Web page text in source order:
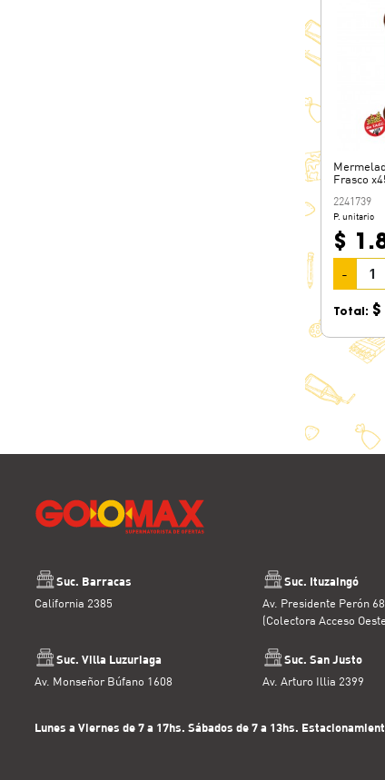
Frasco
2241739
P. unitario
$
-
Total:
Suc. Barracas
California 2385
Suc. Ituzaingó
Av. Presidente Perón
(Colectora Acceso
Suc. Villa Luzuriaga
Av. Monseñor Búfano 1608
Suc. San Justo
Av. Arturo Illia 2399
Lunes a Viernes de 7 a 17hs. Sábados de 7 a 13hs.